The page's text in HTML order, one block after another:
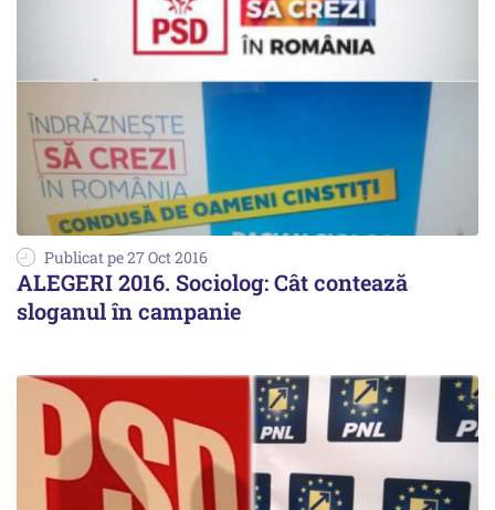
Publicat pe 27 Oct 2016
ALEGERI 2016. Sociolog: Cât contează
sloganul în campanie